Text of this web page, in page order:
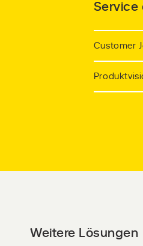
Service
Customer
Weitere Lösungen